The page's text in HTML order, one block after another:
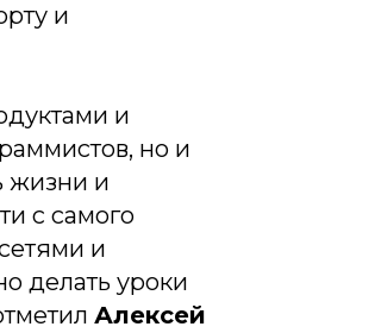
и
и
но и
жизни и
с самого
и
делать уроки
Алексей